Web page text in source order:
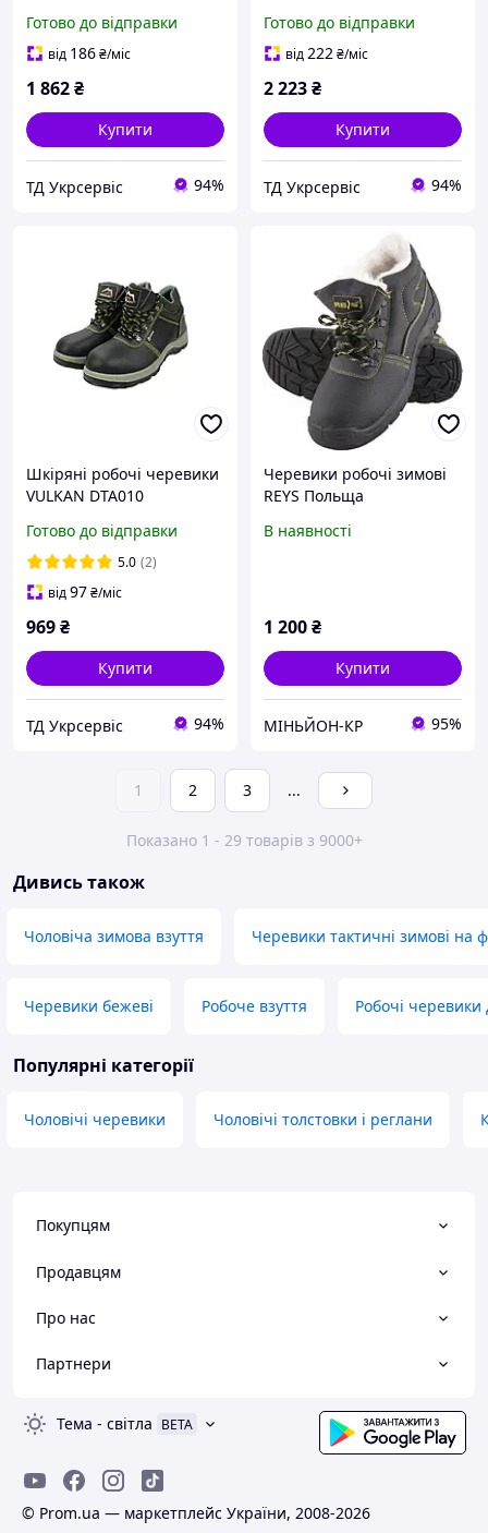
Готово до відправки
від 186₴/міс
1 862₴
Купити
ТД Укрсервіс 94%
Євростандарт
Готово до відправки
від222₴/міс
2 223₴
Купити
ТД Укрсервіс 94%
Шкіряні робочі черевики
VULKAN DTA010
Готово до відправки
5.0 (2)
від97₴/міс
969₴
Купити
ТД Укрсервіс 94%
Черевики робочі зимові
REYS Польща
В наявності
1 200₴
Купити
МІНЬЙОН-КР 95%
1 2 3 ...
Показано 1 - 29 товарів з 9000+
Дивись також
Чоловіча зимова взуття Черевики тактичні зимові на
Черевики бежеві Робоче взуття Робочі
Популярні категорії
Чоловічі черевики Чоловічі толстовки і реглани
Покупцям
Продавцям
Про нас
Партнери
Тема - світла BETA
© Prom.ua — маркетплейс України, 2008-2026